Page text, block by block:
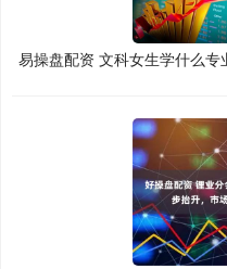
易操盘配资 文科女生学什么